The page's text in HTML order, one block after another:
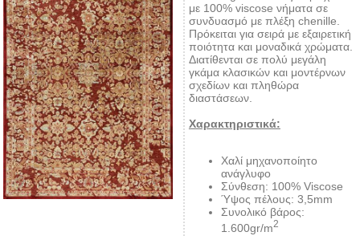
με 100% viscose νήματα σε
συνδυασμό με πλέξη chenille.
Πρόκειται για σειρά με εξαιρετική
ποιότητα και μοναδικά χρώματα.
Διατίθενται σε πολύ μεγάλη
γκάμα κλασικών και μοντέρνων
σχεδίων και πληθώρα
διαστάσεων.
Χαρακτηριστικά:
Χαλί μηχανοποίητο
ανάγλυφο
Σύνθεση: 100% Viscose
Ύψος πέλους: 3,5mm
Συνολικό βάρος:
1.600gr/m2